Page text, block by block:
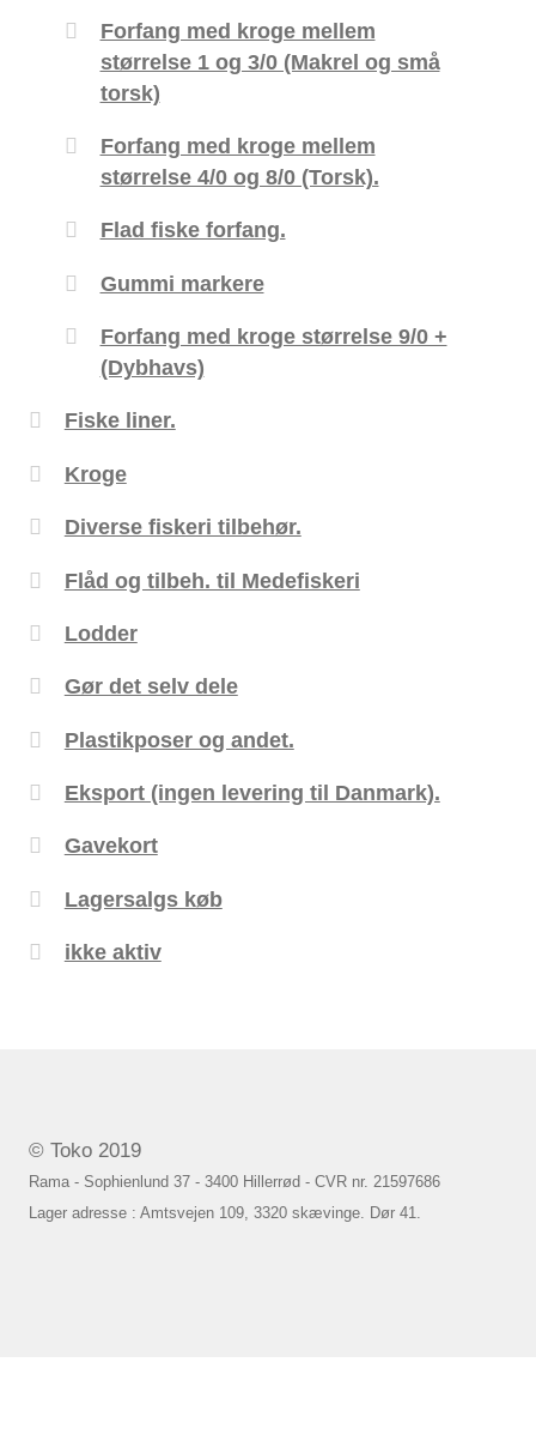
Forfang med kroge mellem
størrelse 1 og 3/0 (Makrel og små
torsk)
Forfang med kroge mellem
størrelse 4/0 og 8/0 (Torsk).
Flad fiske forfang.
Gummi markere
Forfang med kroge størrelse 9/0 +
(Dybhavs)
Fiske liner.
Kroge
Diverse fiskeri tilbehør.
Flåd og tilbeh. til Medefiskeri
Lodder
Gør det selv dele
Plastikposer og andet.
Eksport (ingen levering til Danmark).
Gavekort
Lagersalgs køb
ikke aktiv
© Toko 2019
Rama - Sophienlund 37 - 3400 Hillerrød - CVR nr. 21597686
Lager adresse : Amtsvejen 109, 3320 skævinge. Dør 41.